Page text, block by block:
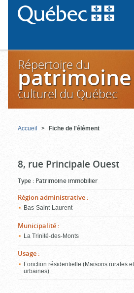
Répertoire du
patrimoine
culturel du Québec
Accueil Fiche de l'élément
8, rue Principale Ouest
Type : Patrimoine immobilier
Région administrative :
Bas-Saint-Laurent
Municipalité :
La Trinité-des-Monts
Usage :
Fonction résidentielle (Maisons rurales et
urbaines)